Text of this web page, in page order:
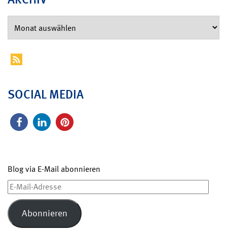
SOCIAL MEDIA
Blog via E-Mail abonnieren
E-
Mail-
Adresse
Abonnieren